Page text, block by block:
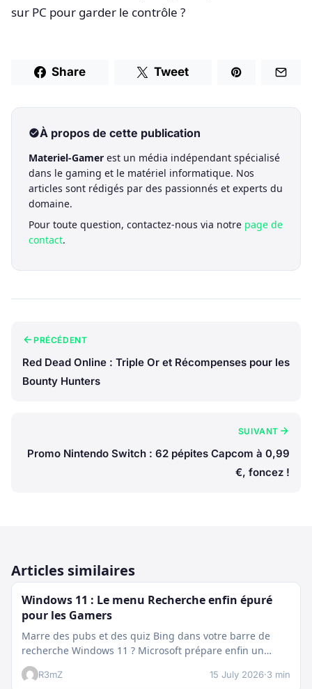
sur PC pour garder le contrôle ?
Share Tweet
À propos de cette publication
Materiel-Gamer est un média indépendant spécialisé
dans le gaming et le matériel informatique. Nos
articles sont rédigés par des passionnés et experts du
domaine.
Pour toute question, contactez-nous via notre page de
contact.
PRÉCÉDENT
Red Dead Online : Triple Or et Récompenses pour les
Bounty Hunters
SUIVANT
Promo Nintendo Switch : 62 pépites Capcom à 0,99
€, foncez !
Articles similaires
Windows 11 : Le menu Recherche enfin épuré
pour les Gamers
Marre des pubs et des quiz Bing dans votre barre de
recherche Windows 11 ? Microsoft prépare enfin un
nettoyage…
R3mZ 15 July 2026·3 min